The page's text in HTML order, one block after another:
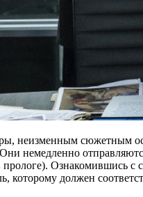
неизменным сюжетным
немедленно
Ознакомившись
которому должен